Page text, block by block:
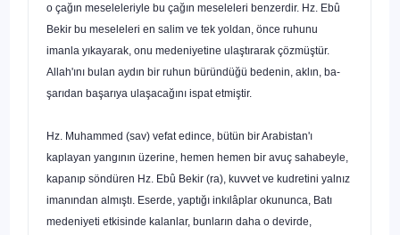
o çağın meseleleriyle bu çağın meseleleri benzerdir. Hz. Ebû
Bekir bu meseleleri en salim ve tek yoldan, önce ruhunu
imanla yıkayarak, onu medeniyetine ulaştırarak çözmüştür.
Allah'ını bulan aydın bir ruhun büründüğü bedenin, aklın, ba­
şarıdan başarıya ulaşacağını ispat etmiştir.
Hz. Muhammed (sav) vefat edince, bütün bir Arabistan'ı
kaplayan yangının üzerine, hemen hemen bir avuç sahabey­le,
kapanıp söndüren Hz. Ebû Bekir (ra), kuvvet ve kudretini yalnız
imanından almıştı. Eserde, yaptığı inkılâplar okununca, Batı
medeniyeti etkisinde kalanlar, bunların daha o devirde,